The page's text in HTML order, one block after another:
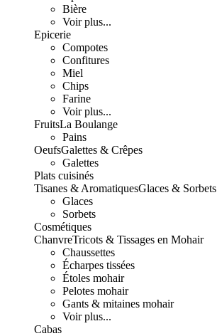
Bière
Voir plus...
Epicerie
Compotes
Confitures
Miel
Chips
Farine
Voir plus...
FruitsLa Boulange
Pains
OeufsGalettes & Crêpes
Galettes
Plats cuisinés
Tisanes & AromatiquesGlaces & Sorbets
Glaces
Sorbets
Cosmétiques
ChanvreTricots & Tissages en Mohair
Chaussettes
Écharpes tissées
Étoles mohair
Pelotes mohair
Gants & mitaines mohair
Voir plus...
Cabas